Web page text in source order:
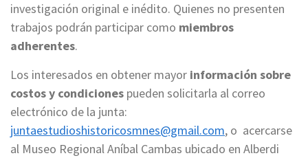
investigación original e inédito. Quienes no presenten
trabajos podrán participar como miembros
adherentes.
Los interesados en obtener mayor información sobre
costos y condiciones pueden solicitarla al correo
electrónico de la junta:
juntaestudioshistoricosmnes@gmail.com, o acercarse
al Museo Regional Aníbal Cambas ubicado en Alberdi